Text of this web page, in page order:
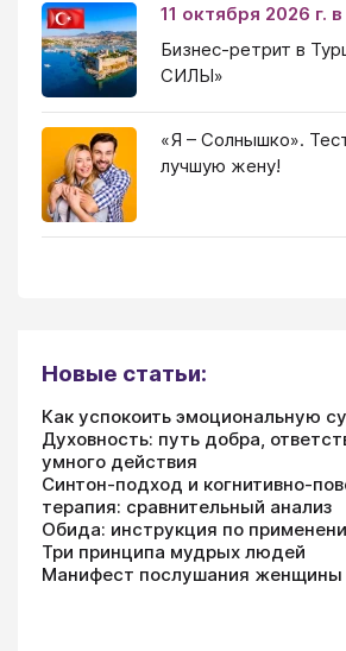
11 октября 2026 г. в
Бизнес-ретрит в
СИЛЫ»
«Я – Солнышко».
лучшую жену!
Новые статьи:
Как успокоить эмоциональную
Духовность: путь добра,
умного действия
Синтон-подход и когнитивно-
терапия: сравнительный анализ
Обида: инструкция по
Три принципа мудрых людей
Манифест послушания женщины